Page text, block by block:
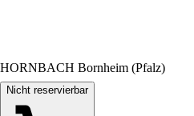
HORNBACH Bornheim (Pfalz)
Nicht reservierbar